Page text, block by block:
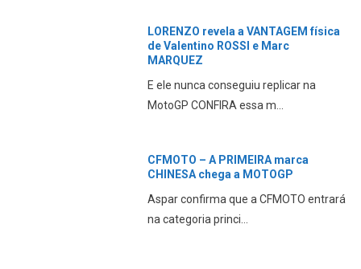
LORENZO revela a VANTAGEM física
de Valentino ROSSI e Marc
MARQUEZ
E ele nunca conseguiu replicar na
MotoGP CONFIRA essa m...
CFMOTO – A PRIMEIRA marca
CHINESA chega a MOTOGP
Aspar confirma que a CFMOTO entrará
na categoria princi...